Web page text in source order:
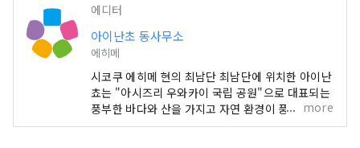
에디터
아이난초 동사무소
에히메
시코쿠 에히메 현의 최남단 최남단에 위치한 아이난
쵸는 "아시즈리 우와카이 국립 공원"으로 대표되는
풍부한 바다와 산을 가지고 자연 환경이 풍부한 지
역입니다 기후는 사계절을 통해 온난하고 산호와 열
more